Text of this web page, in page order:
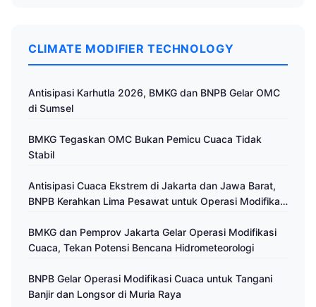
CLIMATE MODIFIER TECHNOLOGY
Antisipasi Karhutla 2026, BMKG dan BNPB Gelar OMC
di Sumsel
BMKG Tegaskan OMC Bukan Pemicu Cuaca Tidak
Stabil
Antisipasi Cuaca Ekstrem di Jakarta dan Jawa Barat,
BNPB Kerahkan Lima Pesawat untuk Operasi Modifikasi
BMKG dan Pemprov Jakarta Gelar Operasi Modifikasi
Cuaca, Tekan Potensi Bencana Hidrometeorologi
BNPB Gelar Operasi Modifikasi Cuaca untuk Tangani
Banjir dan Longsor di Muria Raya